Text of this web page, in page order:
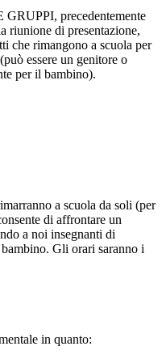
precedentemente
riunione di presentazione,
che rimangono a scuola per
essere un genitore o
per il bambino).
a scuola da soli (per
di affrontare un
a noi insegnanti di
Gli orari saranno i
in quanto: